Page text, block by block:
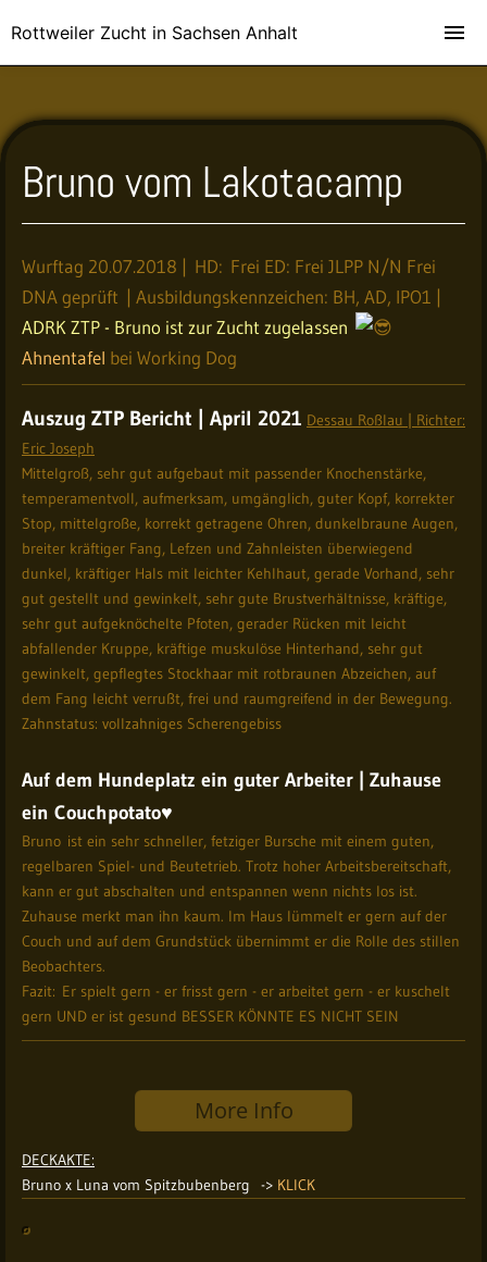
Bruno vom Lakotacamp
Wurftag 20.07.2018 | HD: Frei ED: Frei JLPP N/N Frei
DNA geprüft | Ausbildungskennzeichen: BH, AD, IPO1 |
ADRK ZTP - Bruno ist zur Zucht zugelassen
Ahnentafel bei Working Dog
Auszug ZTP Bericht | April 2021 Dessau Roßlau | Richter:
Eric Joseph
Mittelgroß, sehr gut aufgebaut mit passender Knochenstärke,
temperamentvoll, aufmerksam, umgänglich, guter Kopf, korrekter
Stop, mittelgroße, korrekt getragene Ohren, dunkelbraune Augen,
breiter kräftiger Fang, Lefzen und Zahnleisten überwiegend
dunkel, kräftiger Hals mit leichter Kehlhaut, gerade Vorhand, sehr
gut gestellt und gewinkelt, sehr gute Brustverhältnisse, kräftige,
sehr gut aufgeknöchelte Pfoten, gerader Rücken mit leicht
abfallender Kruppe, kräftige muskulöse Hinterhand, sehr gut
gewinkelt, gepflegtes Stockhaar mit rotbraunen Abzeichen, auf
dem Fang leicht verrußt, frei und raumgreifend in der Bewegung.
Zahnstatus: vollzahniges Scherengebiss
Auf dem Hundeplatz ein guter Arbeiter | Zuhause
ein Couchpotato♥
Bruno ist ein sehr schneller, fetziger Bursche mit einem guten,
regelbaren Spiel- und Beutetrieb. Trotz hoher Arbeitsbereitschaft,
kann er gut abschalten und entspannen wenn nichts los ist.
Zuhause merkt man ihn kaum. Im Haus lümmelt er gern auf der
Couch und auf dem Grundstück übernimmt er die Rolle des stillen
Beobachters.
Fazit: Er spielt gern - er frisst gern - er arbeitet gern - er kuschelt
gern UND er ist gesund BESSER KÖNNTE ES NICHT SEIN
More Info
DECKAKTE:
Bruno x Luna vom Spitzbubenberg -> KLICK
Rottweiler Zucht in Sachsen Anhalt